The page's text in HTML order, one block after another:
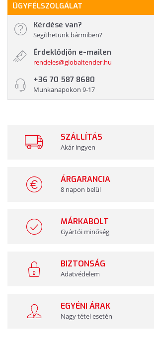
ÜGYFÉLSZOLGÁLAT
Kérdése van?
Segíthetünk bármiben?
Érdeklődjön e-mailen
rendeles@globaltender.hu
+36 70 587 8680
Munkanapokon 9-17
SZÁLLÍTÁS
Akár ingyen
ÁRGARANCIA
8 napon belül
MÁRKABOLT
Gyártói minőség
BIZTONSÁG
Adatvédelem
EGYÉNI ÁRAK
Nagy tétel esetén